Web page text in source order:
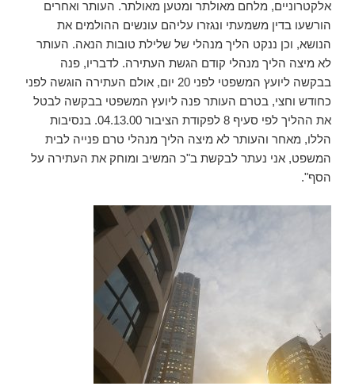
אלקטרוניים, מלחם מאולתר ומטען מאולתר. העותר ואחרים
הורשעו בדין משמעתי ונגזרו עליהם עונשים ההולמים את
הנושא, וכן ננקט הליך מנהלי של שלילת טובות הנאה. העותר
לא מיצה הליך מנהלי קודם הגשת העתירה. לדבריו, פנה
בבקשה ליועץ המשפטי לפני 20 יום, אולם העתירה הוגשה לפני
כחודש וחצי, בטרם העותר פנה ליועץ המשפטי בבקשה לבטל
את ההליך לפי סעיף 8 לפקודת הציבור 04.13.00. בנסיבות
הללו, מאחר והעותר לא מיצה הליך מנהלי טרם פנייה לבית
המשפט, אני נעתר לבקשת ב"כ המשיב ומוחק את העתירה על
הסף".